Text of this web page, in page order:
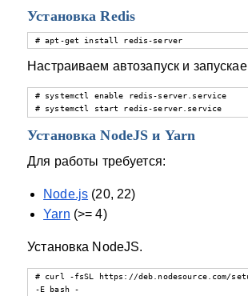
Установка Redis
# apt-get install redis-server
Настраиваем автозапуск и
# systemctl enable redis-server.service
# systemctl start redis-server.service
Установка NodeJS и Yarn
Для работы требуется:
Node.js (20, 22)
Yarn (>= 4)
Установка NodeJS.
# curl -fsSL https://deb.nodesource.com/
-E bash -